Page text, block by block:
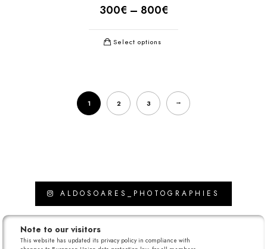
Note to our visitors
This website has updated its privacy policy in compliance with
300€ – 800€
Select options
1 2 3 →
ALDOSOARES_PHOTOGRAPHIES